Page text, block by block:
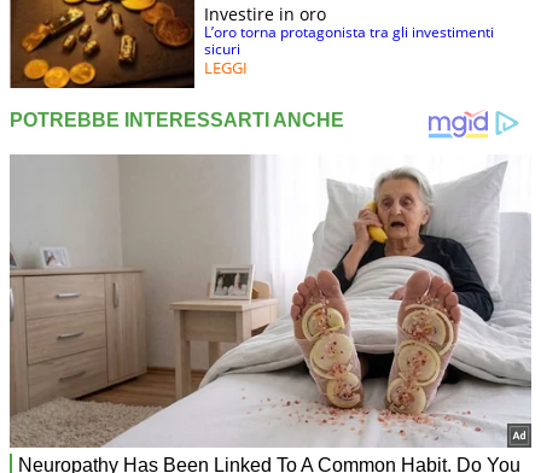
Investire in oro
L’oro torna protagonista tra gli investimenti
sicuri
LEGGI